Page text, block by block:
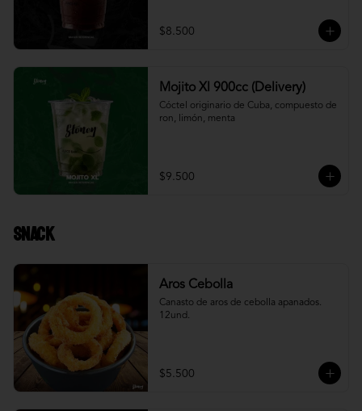
$8.500
Mojito Xl 900cc (Delivery)
Cóctel originario de Cuba, compuesto de
ron, limón, menta
$9.500
Snack
Aros Cebolla
Canasto de aros de cebolla apanados.
12und.
$5.500